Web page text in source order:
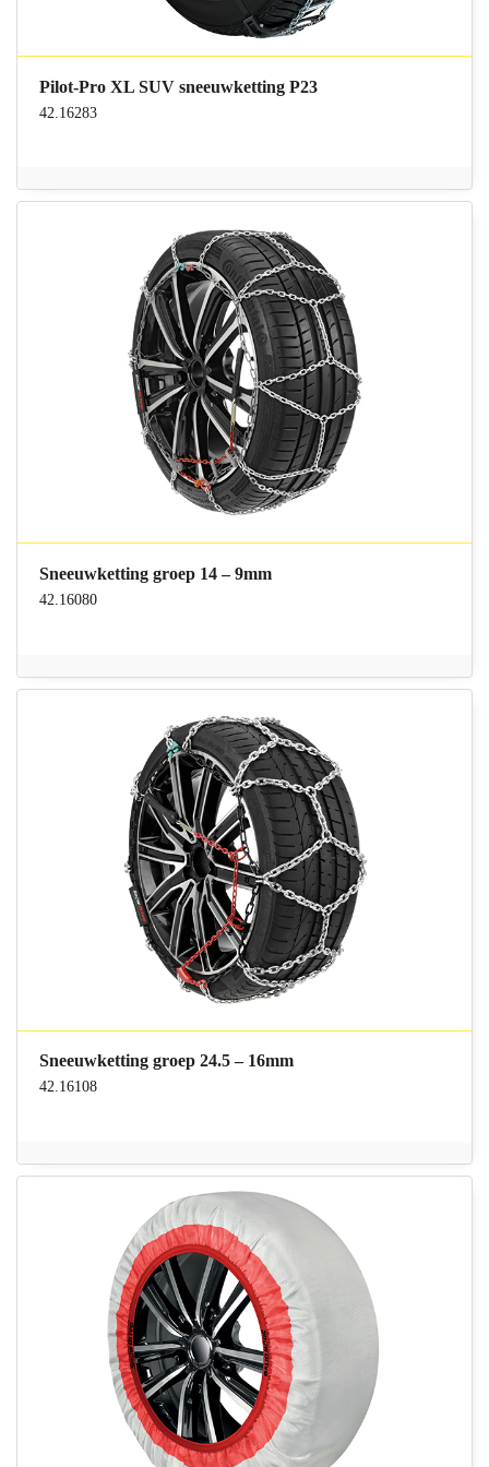
Pilot-Pro XL SUV sneeuwketting P23
42.16283
Sneeuwketting groep 14 – 9mm
42.16080
Sneeuwketting groep 24.5 – 16mm
42.16108